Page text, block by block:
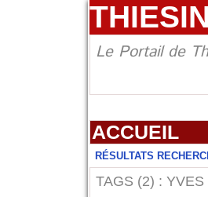
Le Portail de
ACCUEIL
RÉSULTATS
TAGS (2) :